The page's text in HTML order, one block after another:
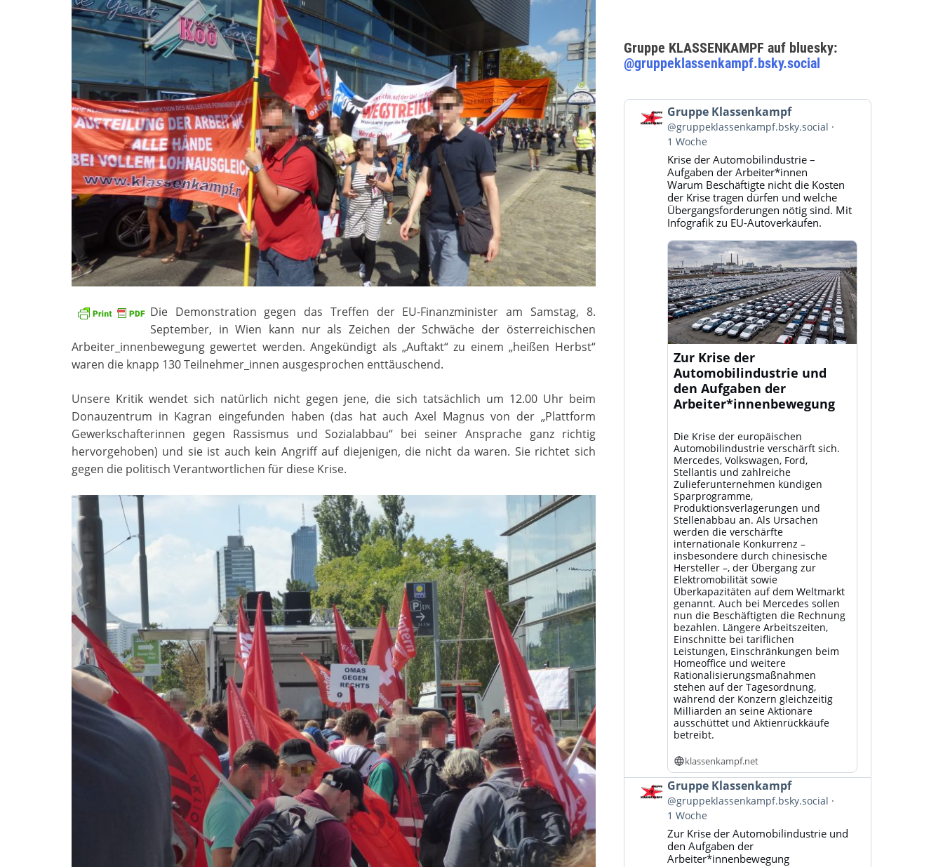
Die Demonstration gegen das Treffen der EU-Finanzminister am Samstag, 8.
September, in Wien kann nur als Zeichen der Schwäche der österreichischen
Arbeiter_innenbewegung gewertet werden. Angekündigt als „Auftakt“ zu einem „heißen Herbst“
waren die knapp 130 Teilnehmer_innen ausgesprochen enttäuschend.
Unsere Kritik wendet sich natürlich nicht gegen jene, die sich tatsächlich um 12.00 Uhr beim
Donauzentrum in Kagran eingefunden haben (das hat auch Axel Magnus von der „Plattform
Gewerkschafterinnen gegen Rassismus und Sozialabbau“ bei seiner Ansprache ganz richtig
hervorgehoben) und sie ist auch kein Angriff auf diejenigen, die nicht da waren. Sie richtet sich
gegen die politisch Verantwortlichen für diese Krise.
Gruppe KLASSENKAMPF auf bluesky:
@gruppeklassenkampf.bsky.social
Beitrag
von
Gruppe
Klassenkampf
Bluesky
ansehen
Gruppe Klassenkampf
@gruppeklassenkampf.bsky.social
1 Woche
Krise der Automobilindustrie –
Aufgaben der Arbeiter*innen
Warum Beschäftigte nicht die Kosten
der Krise tragen dürfen und welche
Übergangsforderungen nötig sind. Mit
Infografik zu EU-Autoverkäufen.
Zur Krise der
Automobilindustrie und
den Aufgaben der
Arbeiter*innenbewegung
Die Krise der europäischen
Automobilindustrie verschärft sich.
Mercedes, Volkswagen, Ford,
Stellantis und zahlreiche
Zulieferunternehmen kündigen
Sparprogramme,
Produktionsverlagerungen und
Stellenabbau an. Als Ursachen
werden die verschärfte
internationale Konkurrenz –
insbesondere durch chinesische
Hersteller –, der Übergang zur
Elektromobilität sowie
Überkapazitäten auf dem Weltmarkt
genannt. Auch bei Mercedes sollen
nun die Beschäftigten die Rechnung
bezahlen. Längere Arbeitszeiten,
Einschnitte bei tariflichen
Leistungen, Einschränkungen beim
Homeoffice und weitere
Rationalisierungsmaßnahmen
stehen auf der Tagesordnung,
während der Konzern gleichzeitig
Milliarden an seine Aktionäre
ausschüttet und Aktienrückkäufe
betreibt.
klassenkampf.net
Beitrag
von
Gruppe
Klassenkampf
Bluesky
Gruppe Klassenkampf
@gruppeklassenkampf.bsky.social
1 Woche
Zur Krise der Automobilindustrie und
den Aufgaben der
Arbeiter*innenbewegung